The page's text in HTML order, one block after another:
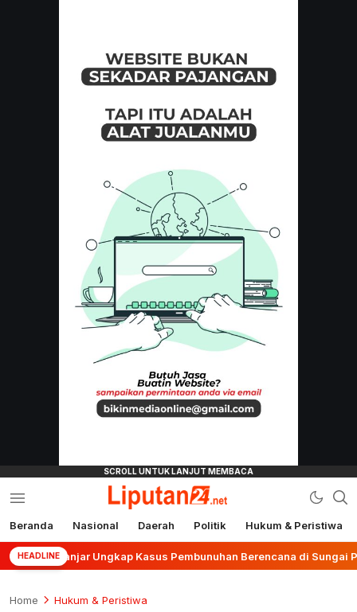
liputan24.net
Beranda Nasional Daerah Politik Hukum & Peristiwa
HEADLINE
Banjar Ungkap Kasus Pembunuhan Berencana di Sungai Pinang
Home Hukum & Peristiwa